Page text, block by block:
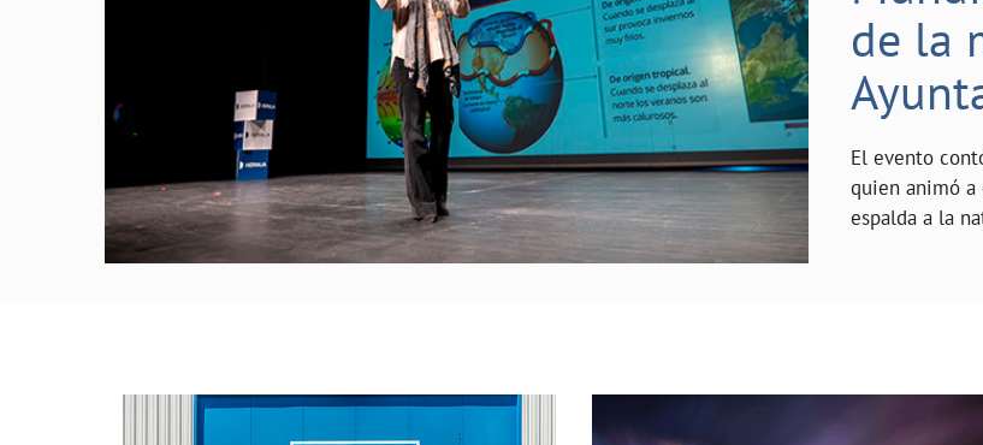
de la
El evento
quien animó a
espalda a la